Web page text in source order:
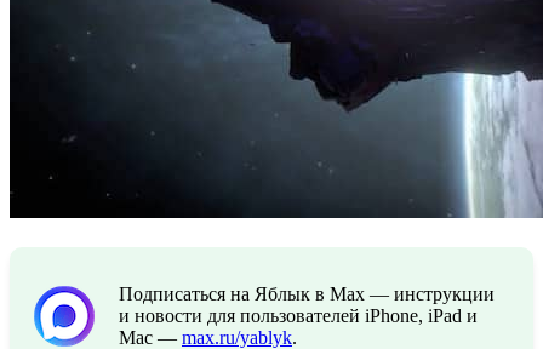
Подписаться на Яблык в Max — инструкции
и новости для пользователей iPhone, iPad и
Mac — max.ru/yablyk.